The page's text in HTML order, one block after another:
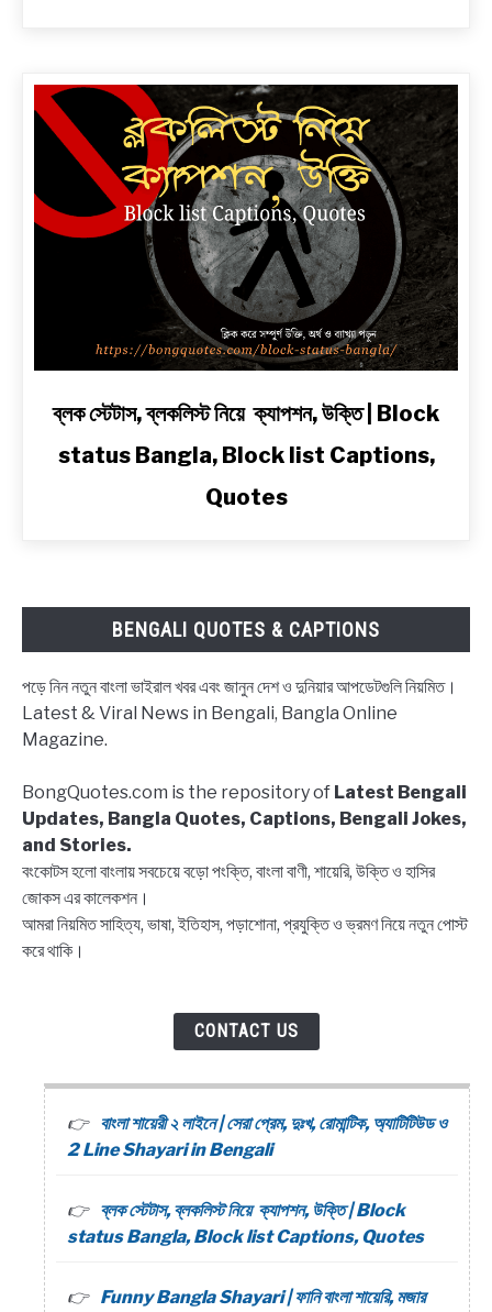
সেরা
প্রেম,
রোমান্টিক,
অ্যাটিটিউড
link
Bangla,
Block
list
Quotes
ব্লক স্টেটাস, ব্লকলিস্ট নিয়ে ক্যাপশন, উক্তি | Block
status Bangla, Block list Captions,
Quotes
BENGALI QUOTES & CAPTIONS
পড়ে নিন নতুন বাংলা ভাইরাল খবর এবং জানুন দেশ ও দুনিয়ার আপডেটগুলি নিয়মিত।
Latest & Viral News in Bengali, Bangla Online
Magazine.
BongQuotes.com is the repository of Latest Bengali
Updates, Bangla Quotes, Captions, Bengali Jokes,
and Stories.
বংকোটস হলো বাংলায় সবচেয়ে বড়ো পংক্তি, বাংলা বাণী, শায়েরি, উক্তি ও হাসির
জোকস এর কালেকশন।
আমরা নিয়মিত সাহিত্য, ভাষা, ইতিহাস, পড়াশোনা, প্রযুক্তি ও ভ্রমণ নিয়ে নতুন পোস্ট
করে থাকি।
CONTACT US
বাংলা শায়েরী ২ লাইনে | সেরা প্রেম, দুঃখ, রোমান্টিক, অ্যাটিটিউড ও
2 Line Shayari in Bengali
ব্লক স্টেটাস, ব্লকলিস্ট নিয়ে ক্যাপশন, উক্তি | Block
status Bangla, Block list Captions, Quotes
Funny Bangla Shayari | ফানি বাংলা শায়েরি, মজার